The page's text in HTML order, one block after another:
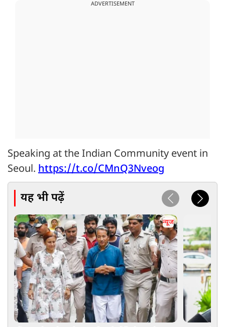
ADVERTISEMENT
Speaking at the Indian Community event in
Seoul. https://t.co/CMnQ3Nveog
यह भी पढ़ें
न्यूज